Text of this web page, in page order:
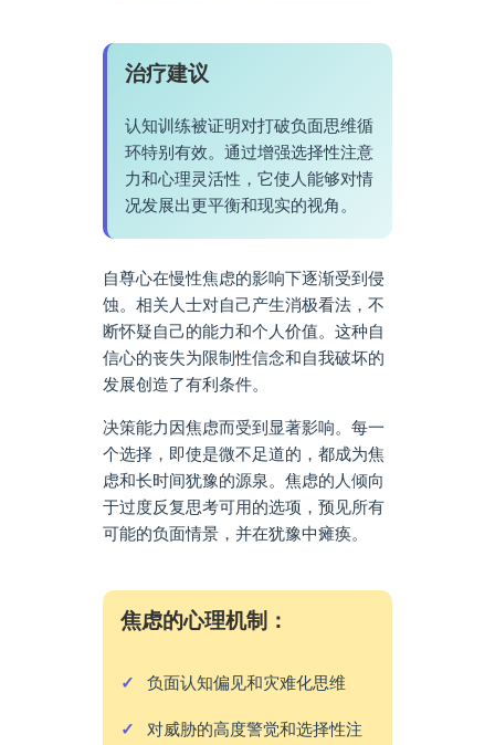
治疗建议
认知训练被证明对打破负面思维循
环特别有效。通过增强选择性注意
力和心理灵活性，它使人能够对情
况发展出更平衡和现实的视角。
自尊心在慢性焦虑的影响下逐渐受到侵
蚀。相关人士对自己产生消极看法，不
断怀疑自己的能力和个人价值。这种自
信心的丧失为限制性信念和自我破坏的
发展创造了有利条件。
决策能力因焦虑而受到显著影响。每一
个选择，即使是微不足道的，都成为焦
虑和长时间犹豫的源泉。焦虑的人倾向
于过度反复思考可用的选项，预见所有
可能的负面情景，并在犹豫中瘫痪。
焦虑的心理机制：
负面认知偏见和灾难化思维
对威胁的高度警觉和选择性注